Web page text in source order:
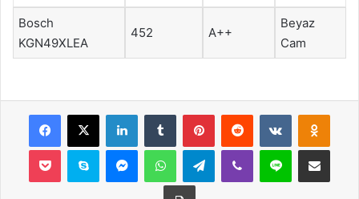
Bosch
KGN49XLEA
452 A++
Beyaz
Cam
Facebook
X LinkedInTumblr PinterestReddit VKontakte
Pocket Skype MessengerWhatsAppTelegramViber Line E-Posta ile
Yazdır